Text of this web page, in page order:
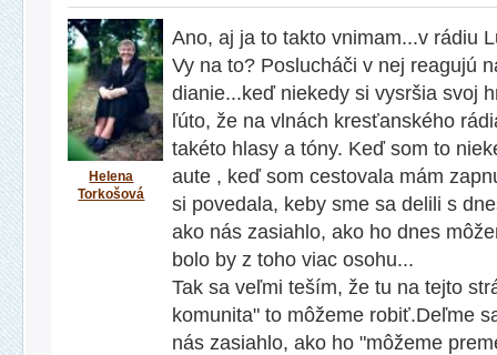
Helena
Torkošová
Ano, aj ja to takto vnimam...v rádiu
Vy na to? Poslucháči v nej reagujú
dianie...keď niekedy si vysršia svoj
ľúto, že na vlnách kresťanského
takéto hlasy a tóny. Keď som to
aute , keď som cestovala mám
si povedala, keby sme sa delili s
ako nás zasiahlo, ako ho dnes
bolo by z toho viac osohu...
Tak sa veľmi teším, že tu na tejto
komunita" to môžeme robiť.Deľme
nás zasiahlo, ako ho "môžeme